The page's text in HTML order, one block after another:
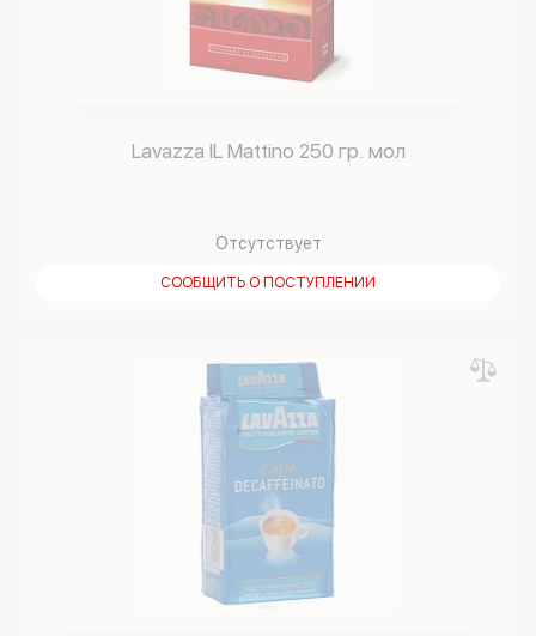
Lavazza IL Mattino 250 гр. мол
Отсутствует
СООБЩИТЬ О ПОСТУПЛЕНИИ